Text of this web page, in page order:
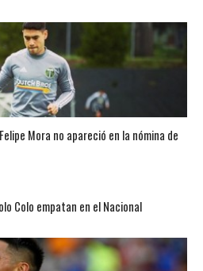
Mora no apareció en la nómina de
Colo empatan en el Nacional